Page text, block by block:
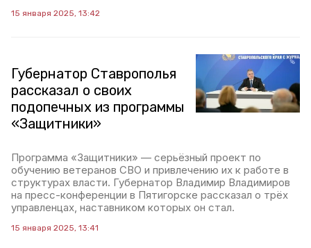
15 января 2025, 13:42
Губернатор Ставрополья
рассказал о своих
подопечных из программы
«Защитники»
Программа «Защитники» — серьёзный проект по
обучению ветеранов СВО и привлечению их к работе в
структурах власти. Губернатор Владимир Владимиров
на пресс-конференции в Пятигорске рассказал о трёх
управленцах, наставником которых он стал.
15 января 2025, 13:41